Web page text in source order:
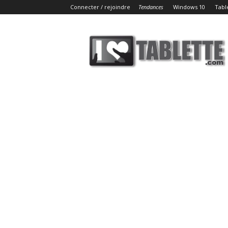
Connecter / rejoindre Tendances Windows 10